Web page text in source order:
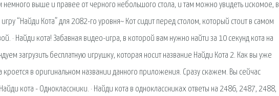
выше и правее от черного небольшого стола, и там можно увидеть искомое, в
“Найди Кота” для 2082-го уровня~ Кот сидит перед столом, который стоит в самом
· Найди кота! Забавная видео-игра, в которой вам нужно найти за 10 секунд кота на
загрузить бесплатную игрушку, которая носит название Найди Кота 2. Как вы уже
в оригинальном названии данного приложения. Сразу скажем. Вы сейчас
кота - Одноклассники. · Найди кота в одноклассниках ответы на 2486, 2487, 2488,